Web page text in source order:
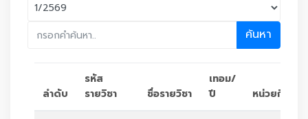
ค้นหา
ลำดับ
รหัส
รายวิชา
ชื่อรายวิชา
เทอม/
ปี
หน่วยกิต